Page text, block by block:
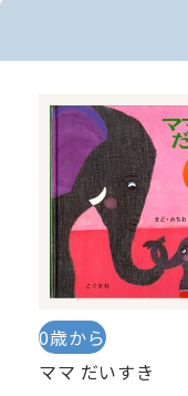
0歳から
ママ だいすき